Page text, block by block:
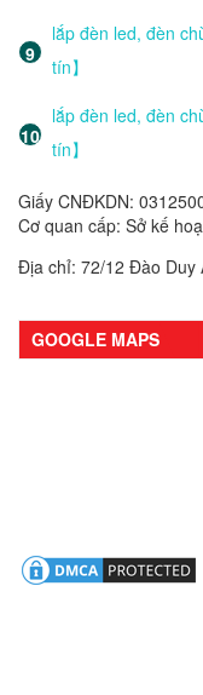
lắp đèn led, đèn
tín】
lắp đèn led, đèn
tín】
Giấy CNĐKDN:
Cơ quan cấp: Sở kế
Địa chỉ: 72/12 Đào Duy
GOOGLE MAPS